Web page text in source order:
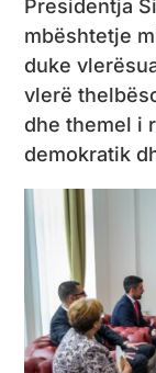
Presidentja
mbështetje
duke
vlerë
dhe themel i
demokratik